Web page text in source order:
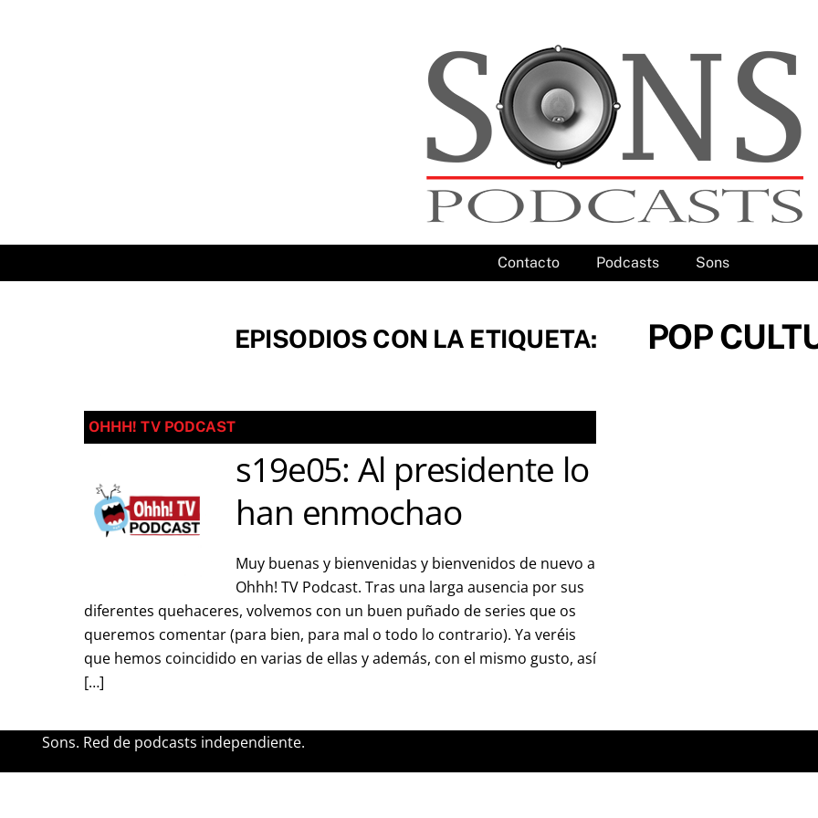
Contacto Podcasts Sons
EPISODIOS CON LA ETIQUETA: POP
OHHH! TV PODCAST
s19e05: Al presidente lo
han enmochao
Muy buenas y bienvenidas y bienvenidos de nuevo a
Ohhh! TV Podcast. Tras una larga ausencia por sus
diferentes quehaceres, volvemos con un buen puñado de series que os
queremos comentar (para bien, para mal o todo lo contrario). Ya veréis
que hemos coincidido en varias de ellas y además, con el mismo gusto, así
[…]
Sons. Red de podcasts independiente.